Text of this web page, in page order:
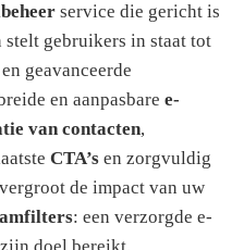
service die gericht is
gebruikers in staat tot
en geavanceerde
en aanpasbare e-
van contacten,
CTA’s en zorgvuldig
de impact van uw
: een verzorgde e-